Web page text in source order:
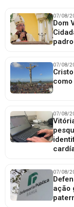
07/08/
Dom
07/08/
07/08/
07/08/
ação